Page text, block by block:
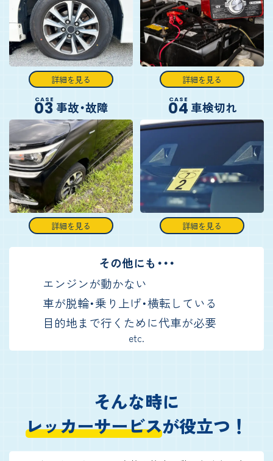
詳細を見る 詳細を見る
CASE
03事故・故障
詳細を見る
CASE
04 車検切れ
詳細を見る
その他にも・・・
エンジンが動かない
車が脱輪・乗り上げ・横転している
目的地まで行くために代車が必要
etc.
そんな時に
レッカーサービスが役立つ！